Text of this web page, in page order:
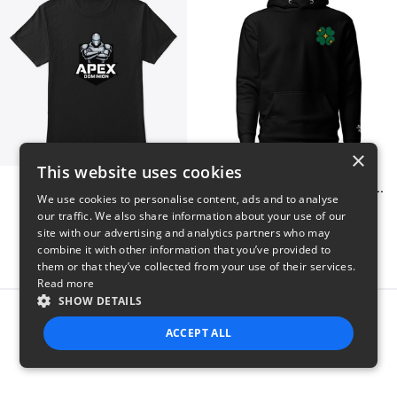
$23
Shiny Luck Embroidered Hoodie
$55
Report this product
×
This website uses cookies
We use cookies to personalise content, ads and to analyse
our traffic. We also share information about your use of our
site with our advertising and analytics partners who may
combine it with other information that you’ve provided to
them or that they’ve collected from your use of their services.
Read more
SHOW DETAILS
ACCEPT ALL
STRICTLY NECESSARY PERFORMANCE